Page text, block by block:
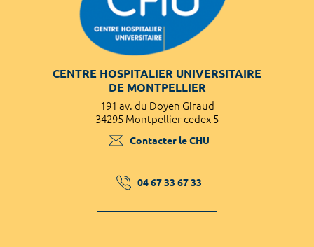
CENTRE HOSPITALIER UNIVERSITAIRE
DE MONTPELLIER
191 av. du Doyen Giraud
34295 Montpellier cedex 5
Contacter le CHU
04 67 33 67 33